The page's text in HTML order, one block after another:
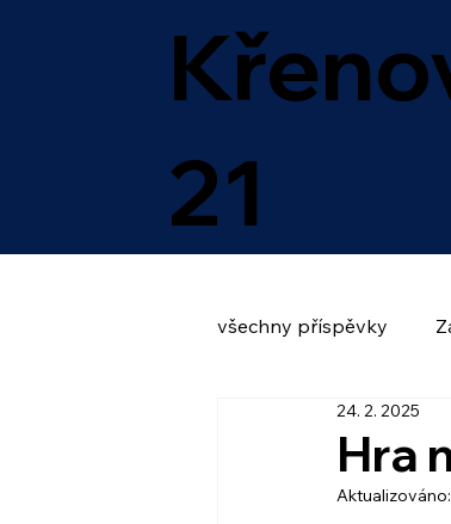
21
všechny příspěvky
Hra
24. 2. 2025
Aktualizováno: